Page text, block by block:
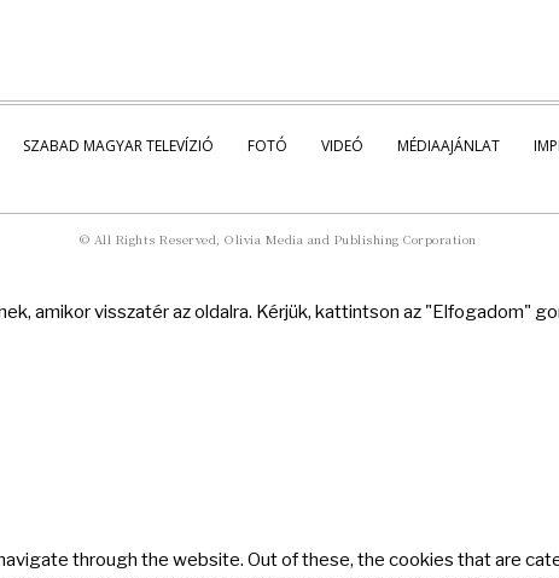
SZABAD MAGYAR TELEVÍZIÓ FOTÓ VIDEÓ MÉDIAAJÁNLAT
© All Rights Reserved, Olivia Media and Publishing Corporation
amikor visszatér az oldalra. Kérjük, kattintson az "Elfogadom"
through the website. Out of these, the cookies that are